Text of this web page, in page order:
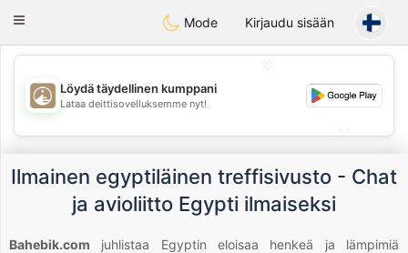
Bahebik
Toggle
Mode Kirjaudu sisään
💖
💕
Löydä täydellinen kumppani
Lataa deittisovelluksemme nyt!
Ilmainen egyptiläinen treffisivusto - Chat
ja avioliitto Egypti ilmaiseksi
Bahebik.com juhlistaa Egyptin eloisaa henkeä ja lämpimiä